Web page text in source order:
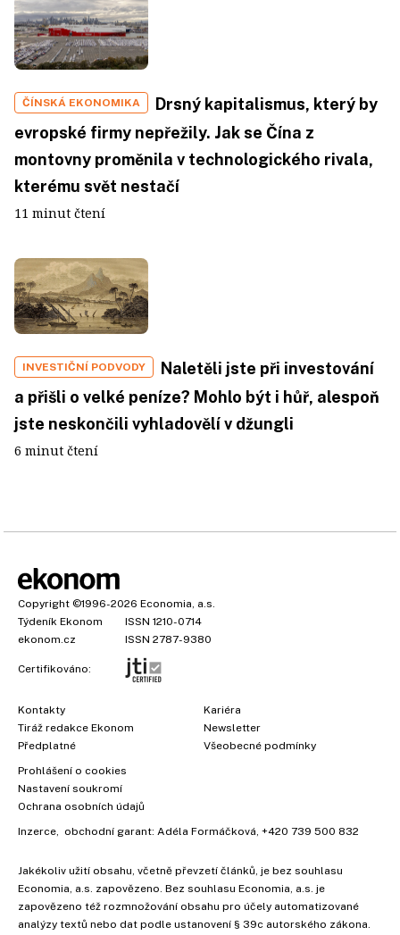
ČÍNSKÁ EKONOMIKA
Drsný kapitalismus, který by
evropské firmy nepřežily. Jak se Čína z
montovny proměnila v technologického rivala,
kterému svět nestačí
11 minut čtení
INVESTIČNÍ PODVODY
Naletěli jste při investování
a přišli o velké peníze? Mohlo být i hůř, alespoň
jste neskončili vyhladovělí v džungli
6 minut čtení
Copyright ©1996-2026 Economia, a.s.
Týdeník Ekonom
ISSN 1210-0714
ekonom.cz
ISSN 2787-9380
Certifikováno:
Kontakty
Tiráž redakce Ekonom
Předplatné
Kariéra
Newsletter
Všeobecné podmínky
Prohlášení o cookies
Nastavení soukromí
Ochrana osobních údajů
Inzerce , obchodní garant: Adéla Formáčková +420 739 500 832
Jakékoliv užití obsahu, včetně převzetí článků, je bez souhlasu
Economia, a.s. zapovězeno. Bez souhlasu Economia, a.s. je
zapovězeno též rozmnožování obsahu pro účely automatizované
analýzy textů nebo dat podle ustanovení § 39c autorského zákona.